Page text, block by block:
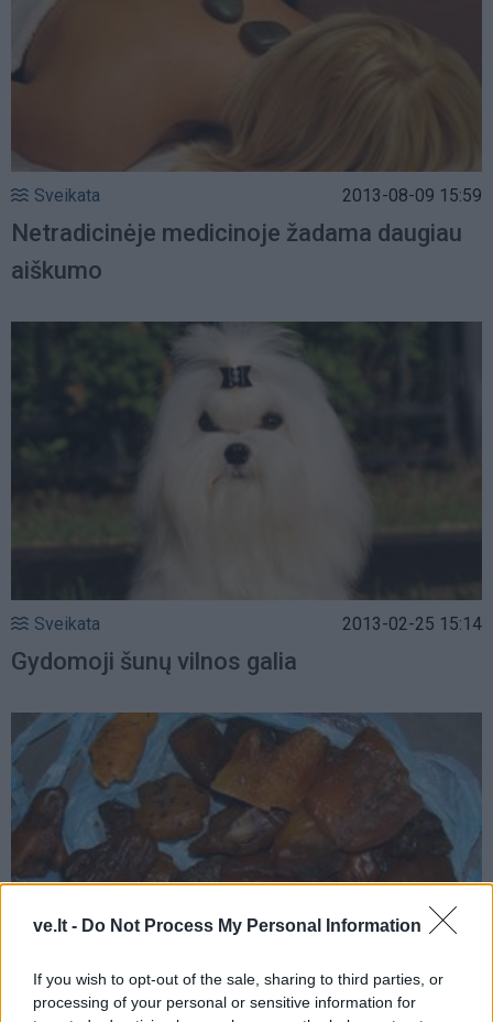
ve.lt - Do Not Process My Personal Information
If you wish to opt-out of the sale, sharing to third parties, or
processing of your personal or sensitive information for
Sveikata 2013-08-09 15:59
Netradicinėje medicinoje žadama daugiau
aiškumo
Sveikata 2013-02-25 15:14
Gydomoji šunų vilnos galia
Sveikata 2013-02-25 14:14